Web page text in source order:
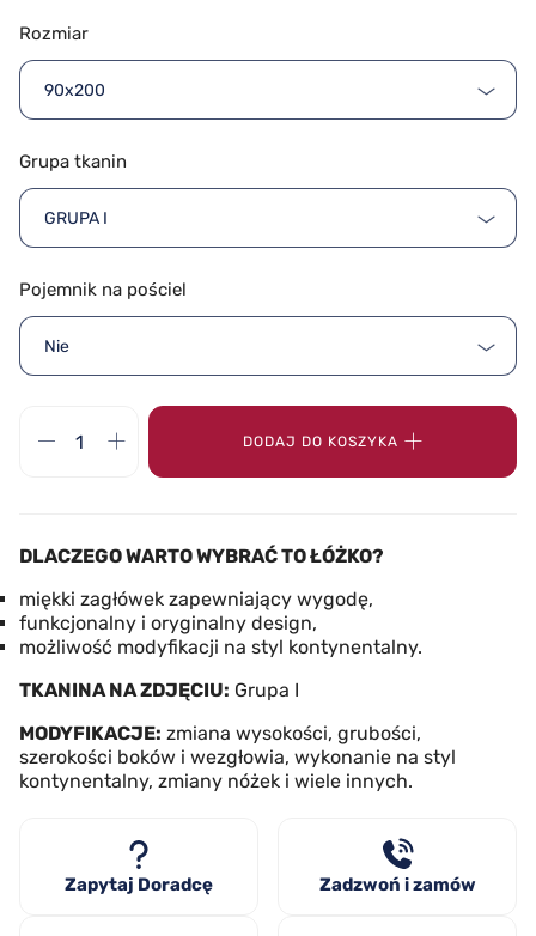
Rozmiar
90x200
Grupa tkanin
GRUPA I
Pojemnik na pościel
Nie
DODAJ DO KOSZYKA
DLACZEGO WARTO WYBRAĆ TO ŁÓŻKO?
miękki zagłówek zapewniający wygodę,
funkcjonalny i oryginalny design,
możliwość modyfikacji na styl kontynentalny.
TKANINA NA ZDJĘCIU: Grupa I
MODYFIKACJE: zmiana wysokości, grubości,
szerokości boków i wezgłowia, wykonanie na styl
kontynentalny, zmiany nóżek i wiele innych.
Zapytaj Doradcę Zadzwoń i zamów